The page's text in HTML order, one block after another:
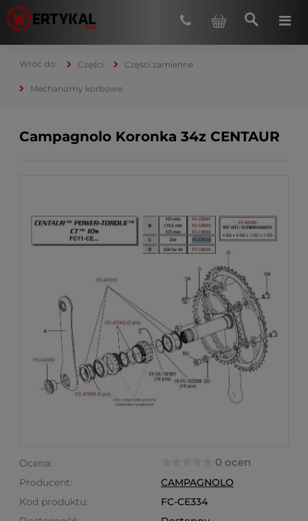
Części Części zamienne
Mechanizmy korbowe
Campagnolo Koronka 34z CENTAUR
Ocena: 0 ocen
Producent:
CAMPAGNOLO
Kod produktu:
FC-CE334